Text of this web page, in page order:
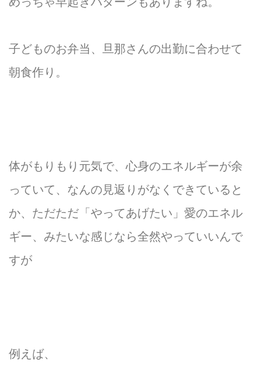
子どものお弁当、旦那さんの出勤に合わせて
朝食作り。
体がもりもり元気で、心身のエネルギーが余
っていて、なんの見返りがなくできていると
か、ただただ「やってあげたい」愛のエネル
ギー、みたいな感じなら全然やっていいんで
すが
例えば、